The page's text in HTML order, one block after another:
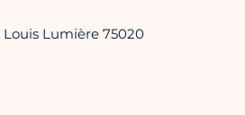
Louis Lumière 75020